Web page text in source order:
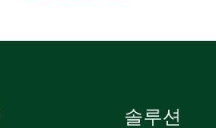
솔루션